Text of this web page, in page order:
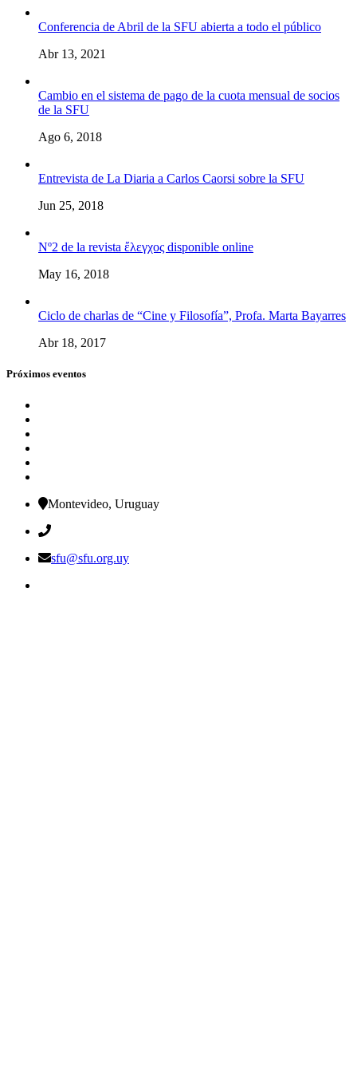
Conferencia de Abril de la SFU abierta a todo el público
Abr 13, 2021
Cambio en el sistema de pago de la cuota mensual de socios
de la SFU
Ago 6, 2018
Entrevista de La Diaria a Carlos Caorsi sobre la SFU
Jun 25, 2018
Nº2 de la revista ἔλεγχος disponible online
May 16, 2018
Ciclo de charlas de “Cine y Filosofía”, Profa. Marta Bayarres
Abr 18, 2017
Próximos eventos
Montevideo, Uruguay
sfu@sfu.org.uy